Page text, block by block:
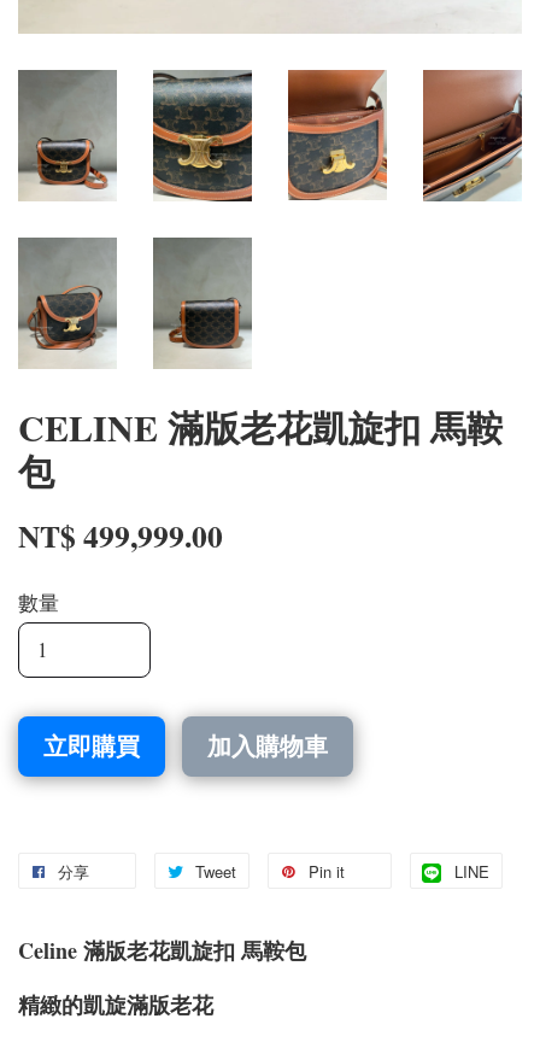
CELINE 滿版老花凱旋扣 馬鞍
包
NT$ 499,999.00
數量
立即購買 加入購物車
分享 Tweet Pin it LINE
Celine 滿版老花凱旋扣 馬鞍包
精緻的凱旋滿版老花